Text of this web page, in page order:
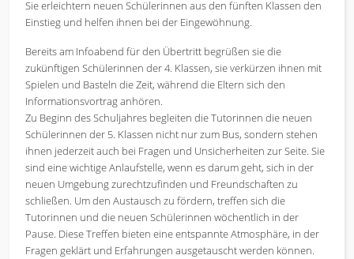
Sie erleichtern neuen Schülerinnen aus den fünften Klassen den
Einstieg und helfen ihnen bei der Eingewöhnung.
Bereits am Infoabend für den Übertritt begrüßen sie die
zukünftigen Schülerinnen der 4. Klassen, sie verkürzen ihnen mit
Spielen und Basteln die Zeit, während die Eltern sich den
Informationsvortrag anhören.
Zu Beginn des Schuljahres begleiten die Tutorinnen die neuen
Schülerinnen der 5. Klassen nicht nur zum Bus, sondern stehen
ihnen jederzeit auch bei Fragen und Unsicherheiten zur Seite. Sie
sind eine wichtige Anlaufstelle, wenn es darum geht, sich in der
neuen Umgebung zurechtzufinden und Freundschaften zu
schließen. Um den Austausch zu fördern, treffen sich die
Tutorinnen und die neuen Schülerinnen wöchentlich in der
Pause. Diese Treffen bieten eine entspannte Atmosphäre, in der
Fragen geklärt und Erfahrungen ausgetauscht werden können.